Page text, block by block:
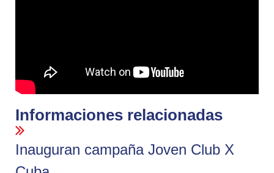
Informaciones relacionadas
Inauguran campaña Joven Club X